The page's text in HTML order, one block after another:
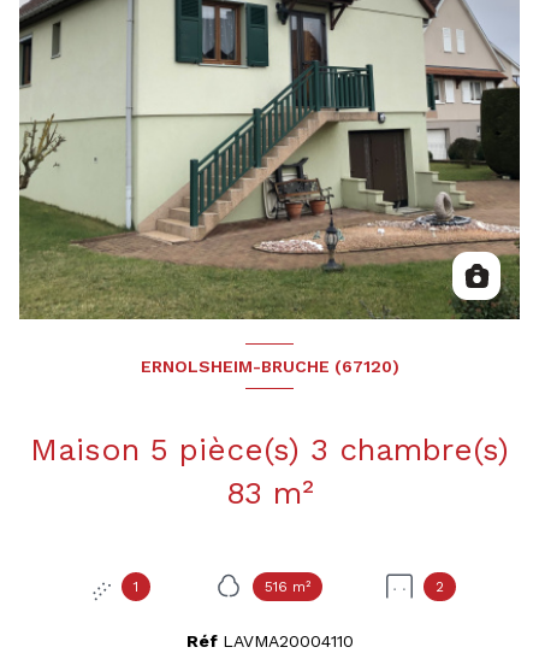
ERNOLSHEIM-BRUCHE (67120)
Maison 5 pièce(s) 3 chambre(s)
83 m²
1 516 m² 2
Réf LAVMA20004110